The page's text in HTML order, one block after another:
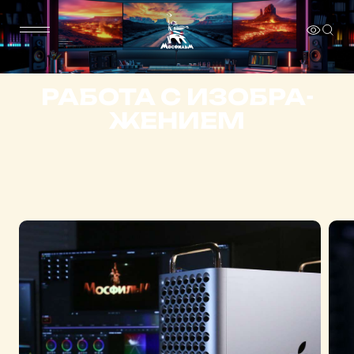
РАБОТА С ИЗОБРА­
ЖЕНИЕМ